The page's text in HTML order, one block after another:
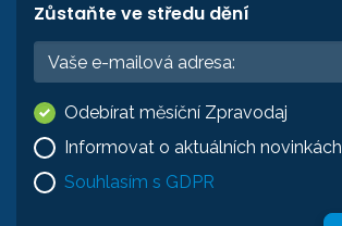
Zůstaňte ve středu dění
Odebírat měsíční Zpravodaj
Informovat o aktuálních novinkách
Souhlasím s GDPR